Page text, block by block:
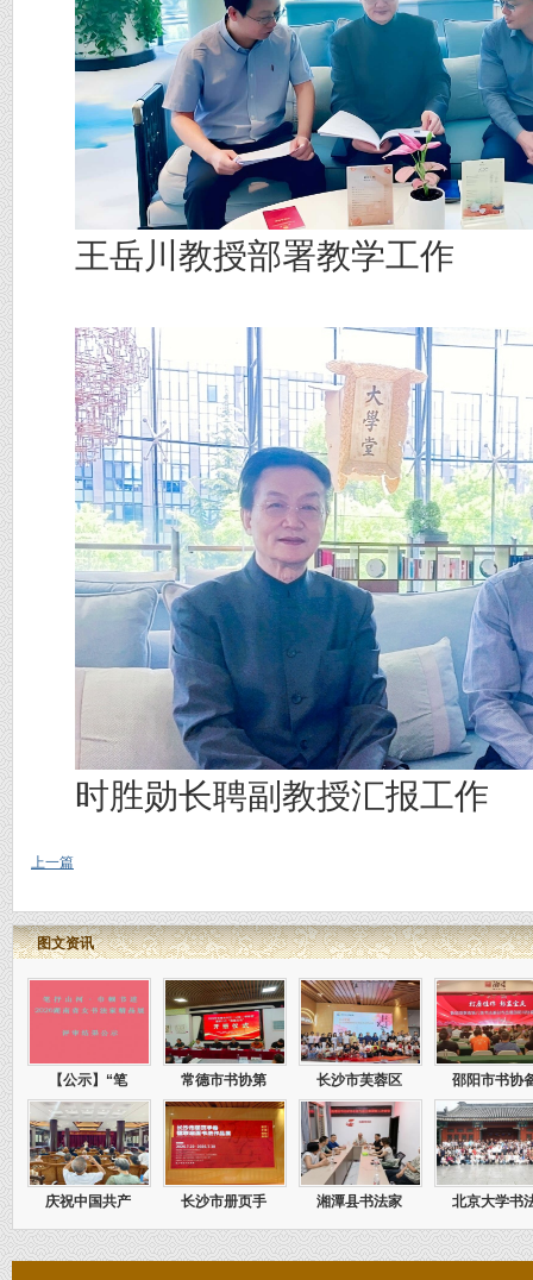
王岳川教授部署教学工作
时胜勋长聘副教授汇报工作
上一篇
图文资讯
【公示】“笔 常德市书协第 长沙市芙蓉区 邵阳市书协
庆祝中国共产 长沙市册页手 湘潭县书法家 北京大学书